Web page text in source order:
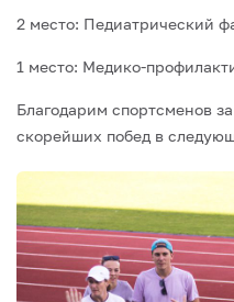
2 место: Педиатрический
1 место: Медико-
Благодарим спортсменов
скорейших побед в